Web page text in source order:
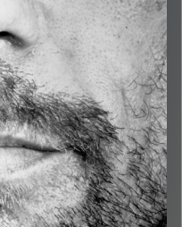
עם שמוליק רגב.
קרדיט תמונות: Goehring